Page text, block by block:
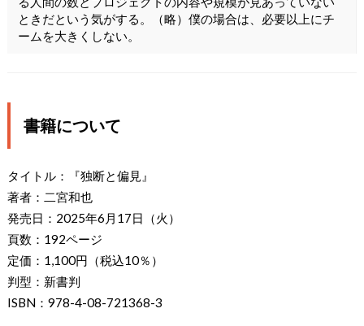
ときだという気がする。（略）僕の場合は、必要以上にチ
ームを大きくしない。
書籍について
タイトル：『独断と偏見』
著者：二宮和也
発売日：2025年6月17日（火）
頁数：192ページ
定価：1,100円（税込10％）
判型：新書判
ISBN：978-4-08-721368-3